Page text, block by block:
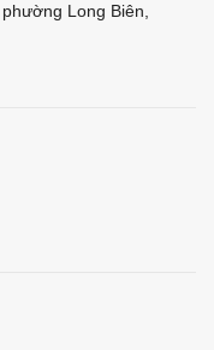
Long Biên,